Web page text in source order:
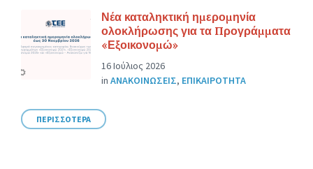
Νέα καταληκτική ημερομηνία
ολοκλήρωσης για τα Προγράμματα
«Εξοικονομώ»
16 Ιούλιος 2026
in ΑΝΑΚΟΙΝΩΣΕΙΣ, ΕΠΙΚΑΙΡΟΤΗΤΑ
ΠΕΡΙΣΣΟΤΕΡΑ